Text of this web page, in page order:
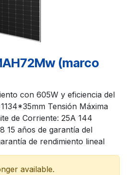
(marco
con 605W y eficiencia del
Tensión Máxima
de Corriente: 25A 144
15 años de garantía del
de rendimiento lineal
available.